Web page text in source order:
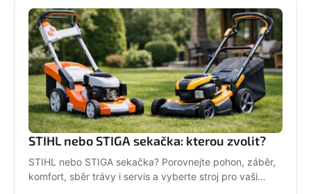
STIHL nebo STIGA sekačka: kterou zvolit?
STIHL nebo STIGA sekačka? Porovnejte pohon, záběr,
komfort, sběr trávy i servis a vyberte stroj pro vaši